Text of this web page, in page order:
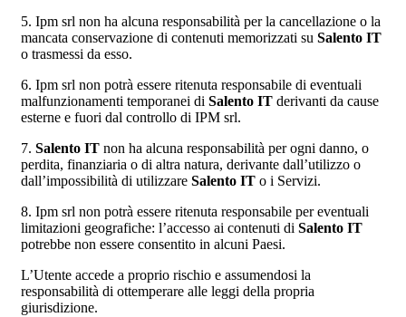
5. Ipm srl non ha alcuna responsabilità per la cancellazione o la
mancata conservazione di contenuti memorizzati su Salento IT
o trasmessi da esso.
6. Ipm srl non potrà essere ritenuta responsabile di eventuali
malfunzionamenti temporanei di Salento IT derivanti da cause
esterne e fuori dal controllo di IPM srl.
7. Salento IT non ha alcuna responsabilità per ogni danno, o
perdita, finanziaria o di altra natura, derivante dall’utilizzo o
dall’impossibilità di utilizzare Salento IT o i Servizi.
8. Ipm srl non potrà essere ritenuta responsabile per eventuali
limitazioni geografiche: l’accesso ai contenuti di Salento IT
potrebbe non essere consentito in alcuni Paesi.
L’Utente accede a proprio rischio e assumendosi la
responsabilità di ottemperare alle leggi della propria
giurisdizione.